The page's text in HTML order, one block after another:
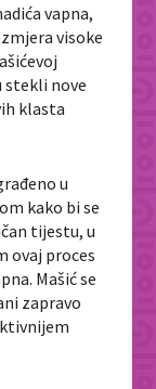
vapna,
visoke
nove
klasta
u
kako bi se
tijestu, u
ovaj proces
Mašić se
zapravo